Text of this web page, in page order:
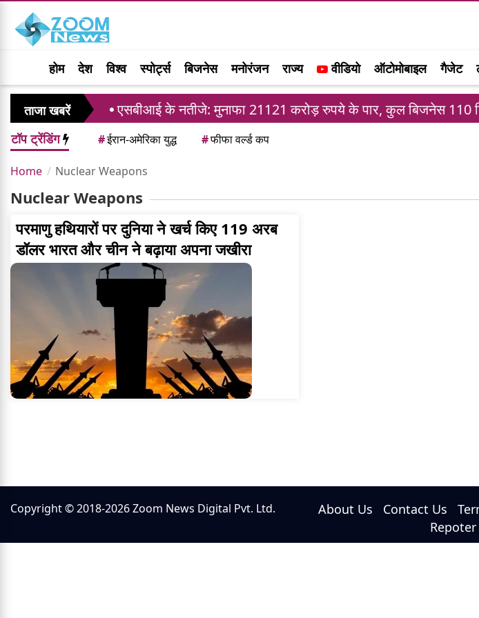
होम देश विश्व स्पोर्ट्स बिजनेस मनोरंजन राज्य वीडियो ऑटोमोबाइल गैजेट
ताजा खबरें
ली अर्जी एसबीआई के नतीजे: मुनाफा 21121 करोड़ रुपये के पार, कुल बिजनेस 110
टॉप ट्रेंडिंग #ईरान-अमेरिका युद्ध #फीफा वर्ल्ड कप
Home Nuclear Weapons
Nuclear Weapons
परमाणु हथियारों पर दुनिया ने खर्च किए 119 अरब
डॉलर भारत और चीन ने बढ़ाया अपना जखीरा
Copyright © 2018-2026 Zoom News Digital Pvt. Ltd. About Us Contact Us
Repoter